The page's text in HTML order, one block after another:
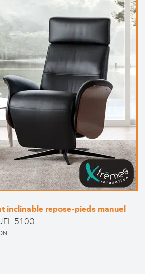
inclinable repose-pieds manuel
5100